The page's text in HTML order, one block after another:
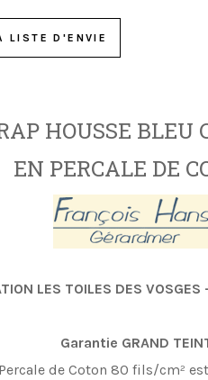
LISTE D'ENVIE
HOUSSE BLEU
EN PERCALE DE
LES TOILES DES
Garantie GRAND
de Coton 80 fils/cm²